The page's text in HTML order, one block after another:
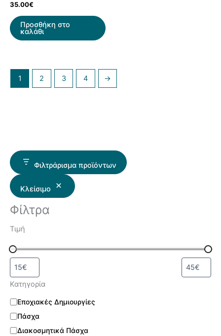
Φιλτράρισμα προϊόντων
Κλείσιμο
Φίλτρα
Τιμή
Κατηγορία
Εποχιακές Δημιουργίες
Πάσχα
Διακοσμητικά Πάσχα
35.00€
Προσθήκη στο
καλάθι
1 2 3 4 →